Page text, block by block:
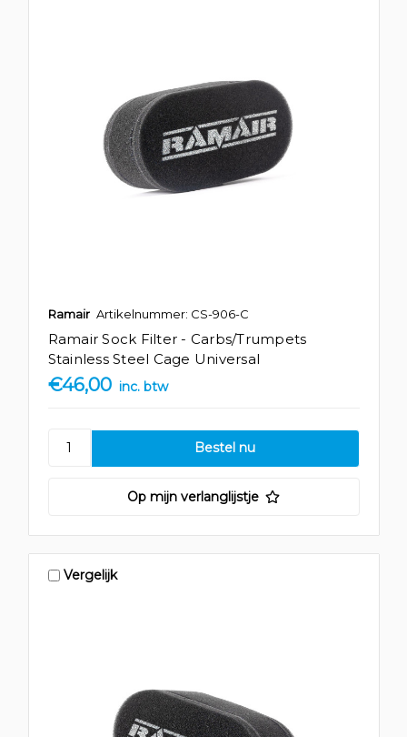
Ramair Artikelnummer: CS-906-C
Ramair Sock Filter - Carbs/Trumpets
Stainless Steel Cage Universal
€46,00 inc. btw
Op mijn verlanglijstje
Vergelijk